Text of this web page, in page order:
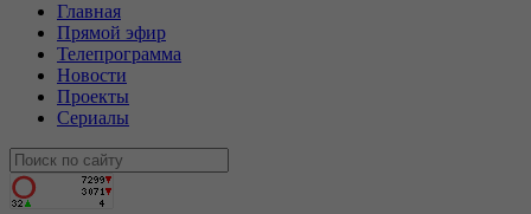
Главная
Прямой эфир
Телепрограмма
Новости
Проекты
Сериалы